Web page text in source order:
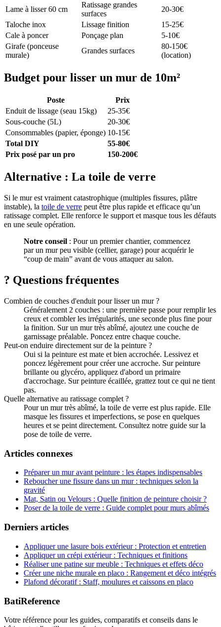
Lame à lisser 60 cm
Ratissage grandes
surfaces
20-30€
Taloche inox
Lissage finition
15-25€
Cale à poncer
Ponçage plan
5-10€
Girafe (ponceuse
murale)
Grandes surfaces
80-150€
(location)
Budget pour lisser un mur de 10m²
Poste
Prix
Enduit de lissage (seau 15kg)
25-35€
Sous-couche (5L)
20-30€
Consommables (papier, éponge) 10-15€
Total DIY
55-80€
Prix posé par un pro
150-200€
Alternative : La toile de verre
Si le mur est vraiment catastrophique (multiples fissures, plâtre
instable), la toile de verre peut être plus rapide et efficace qu’un
ratissage complet. Elle renforce le support et masque tous les défauts
en une seule opération.
Notre conseil : Pour un premier chantier, commencez
par un mur peu visible (cellier, garage) pour acquérir le
“coup de main” avant de vous attaquer au salon.
? Questions fréquentes
Combien de couches d'enduit pour lisser un mur ?
Généralement 2 couches : une première passe pour remplir les
creux et combler les irrégularités, une seconde plus fine pour
la finition. Sur un mur très abîmé, ajoutez une couche de
garnissage préalable. Poncez entre chaque couche.
Peut-on enduire directement sur de la peinture ?
Oui si la peinture est mate et bien accrochée. Lessivez et
poncez légèrement pour créer une accroche. Sur peinture
brillante ou glycéro, appliquez d'abord un primaire
d'accrochage. Sur peinture écaillée, grattez tout ce qui ne tient
pas.
Quelle alternative au ratissage complet ?
Pour un mur très abîmé, la toile de verre est plus rapide. Elle
masque les fissures et imperfections, se pose en quelques
heures et se peint directement. Consultez notre guide sur la
pose de toile de verre.
Articles connexes
Préparer un mur avant peinture : les étapes indispensables
Reboucher une fissure dans un mur : techniques selon la
gravité
Mat, Satin ou Velours : Quelle finition de peinture choisir ?
Poser de la toile de verre : Guide complet pour murs abîmés
Derniers articles
Appliquer une lasure bois extérieur : Protection et entretien
Appliquer un crépi extérieur : Techniques et finitions
Réaliser une patine sur meuble : Techniques et effets déco
Créer une niche murale en placo : Rangement et déco intégrés
Plafond décoratif : Staff, moulures et caissons en placo
BatiReference
Votre référence pour les guides, comparatifs et conseils dans le